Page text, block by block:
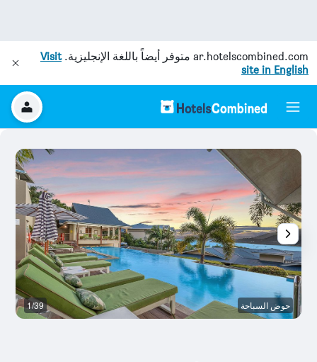
ar.hotelscombined.com متوفر أيضاً باللغة الإنجليزية.Visit
site in English
حوض السباحة 1/39